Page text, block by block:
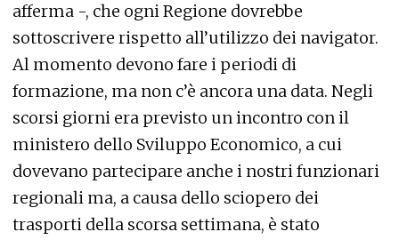
afferma -, che ogni Regione dovrebbe
sottoscrivere rispetto all’utilizzo dei navigator.
Al momento devono fare i periodi di
formazione, ma non c’è ancora una data. Negli
scorsi giorni era previsto un incontro con il
ministero dello Sviluppo Economico, a cui
dovevano partecipare anche i nostri funzionari
regionali ma, a causa dello sciopero dei
trasporti della scorsa settimana, è stato